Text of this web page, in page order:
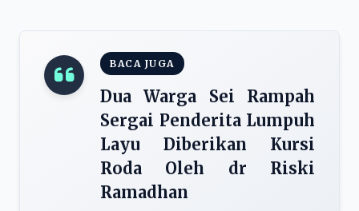
BACA JUGA
Dua Warga Sei Rampah
Sergai Penderita Lumpuh
Layu Diberikan Kursi
Roda Oleh dr Riski
Ramadhan